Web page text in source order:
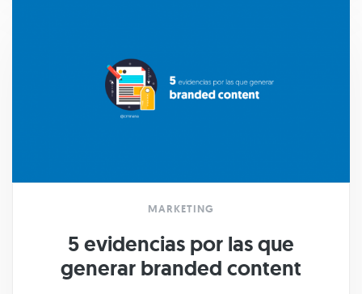
MARKETING
5 evidencias por las que
generar branded content